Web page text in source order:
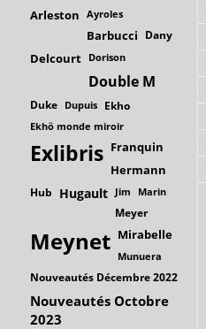
Arleston Ayroles
Barbucci Dany
Delcourt Dorison
Double M
Duke Dupuis Ekho
Ekhö monde miroir
Exlibris Franquin
Hermann
Hub Hugault Jim Marin
Meyer
Meynet Mirabelle
Munuera
Nouveautés Décembre 2022
Nouveautés Octobre
2023